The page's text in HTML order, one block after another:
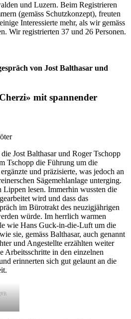
und Luzern. Beim Registrieren
(gemäss Schutzkonzept), freuten
Interessierte mehr, als wir gemäss
Wir registrierten 37 und 26 Personen.
von Jost Balthasar und
mit spannender
Jost Balthasar und Roger Tschopp
Tschopp die Führung um die
und präzisierte, was jedoch an
Sägemehlanlage unterging.
Lippen lesen. Immerhin wussten die
wird und dass das
im Bürotrakt des neuzigjährigen
würde. Im herrlich warmen
wie Hans Guck-in-die-Luft um die
sie, gemäss Balthasar, auch genannt
und Angestellte erzählten weiter
Arbeitsschritte in den einzelnen
erinnerten sich gut gelaunt an die